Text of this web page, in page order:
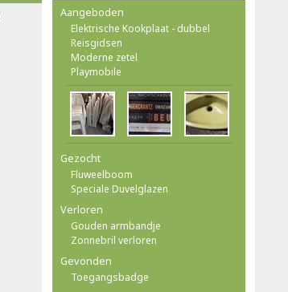
Aangeboden
Elektrische Kookplaat - dubbel
Reisgidsen
Moderne zetel
Playmobile
Gezocht
Fluweelboom
Speciale Duvelglazen
Verloren
Gouden armbandje
Zonnebril verloren
Gevonden
Toegangsbadge